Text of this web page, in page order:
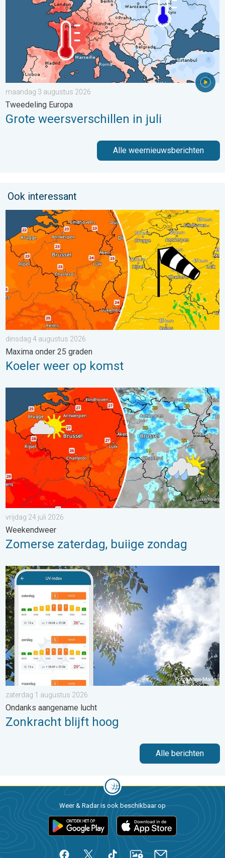
maandag 3 augustus 2026
Tweedeling Europa
Grote weersverschillen in juli
Alle weernieuwsberichten
Ook interessant
Koeler weer op komst. Maxima onder 25 graden. . . dinsdag
dinsdag 4 augustus 2026
Maxima onder 25 graden
Koeler weer op komst
Zomerse zaterdag, buiige zondag. Weekendweer. . . vrijdag
vrijdag 24 juli 2026
Weekendweer
Zomerse zaterdag, buiige zondag
Zonkracht blijft hoog. Ondanks aangename lucht. . . zaterdag
zaterdag 1 augustus 2026
Ondanks aangename lucht
Zonkracht blijft hoog
Alle berichten
Weer & Radar is ook beschikbaar op